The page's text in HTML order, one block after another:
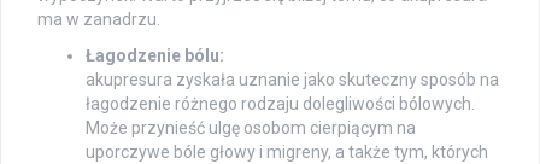
ma w zanadrzu.
Łagodzenie bólu:
akupresura zyskała uznanie jako skuteczny sposób na
łagodzenie różnego rodzaju dolegliwości bólowych.
Może przynieść ulgę osobom cierpiącym na
uporczywe bóle głowy i migreny, a także tym, których